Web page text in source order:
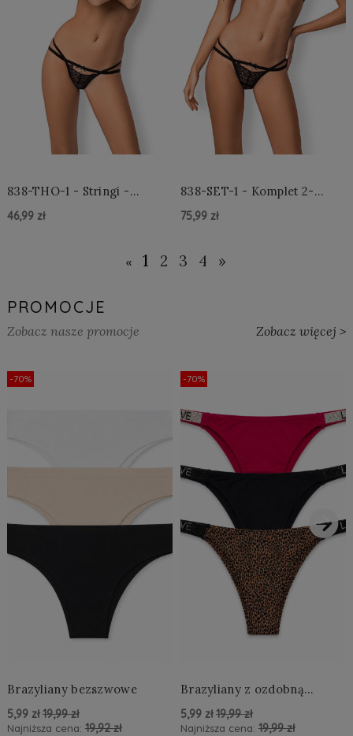
838-THO-1 - Stringi -
46,99 zł
838-SET-1 - Komplet 2-
75,99 zł
Do Koszyka »
« 1 2 3 4 »
PROMOCJE
Zobacz nasze promocje Zobacz więcej >
Brazyliany bezszwowe
5,99 zł 19,99 zł
Najniższa cena: 19,92 zł
-70%
Brazyliany z ozdobną
5,99 zł 19,99 zł
Najniższa cena: 19,99 zł
-70%
›